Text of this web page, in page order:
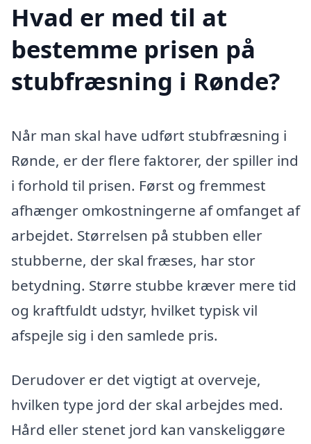
Hvad er med til at
bestemme prisen på
stubfræsning i Rønde?
Når man skal have udført stubfræsning i
Rønde, er der flere faktorer, der spiller ind
i forhold til prisen. Først og fremmest
afhænger omkostningerne af omfanget af
arbejdet. Størrelsen på stubben eller
stubberne, der skal fræses, har stor
betydning. Større stubbe kræver mere tid
og kraftfuldt udstyr, hvilket typisk vil
afspejle sig i den samlede pris.
Derudover er det vigtigt at overveje,
hvilken type jord der skal arbejdes med.
Hård eller stenet jord kan vanskeliggøre